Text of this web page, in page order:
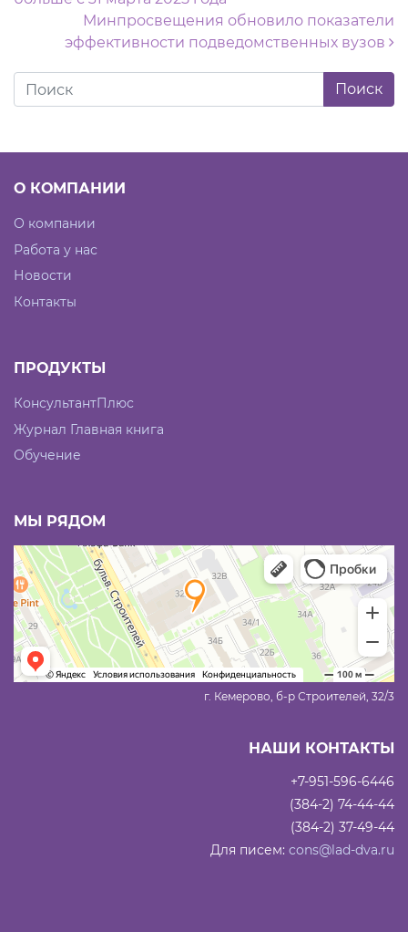
Минпросвещения обновило показатели
эффективности подведомственных вузов
О КОМПАНИИ
О компании
Работа у нас
Новости
Контакты
ПРОДУКТЫ
КонсультантПлюс
Журнал Главная книга
Обучение
МЫ РЯДОМ
г. Кемерово, б-р Строителей, 32/3
НАШИ КОНТАКТЫ
+7-951-596-6446
(384-2) 74-44-44
(384-2) 37-49-44
Для писем: cons@lad-dva.ru